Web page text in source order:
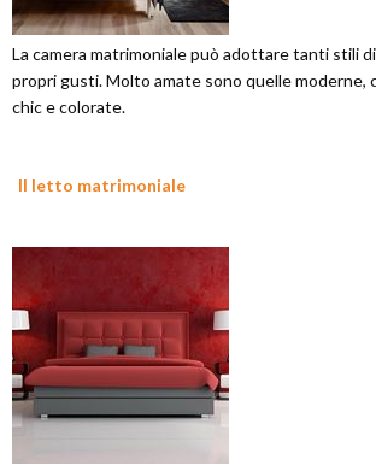
La camera matrimoniale può adottare tanti stili
propri gusti. Molto amate sono quelle moderne,
chic e colorate.
Il letto matrimoniale